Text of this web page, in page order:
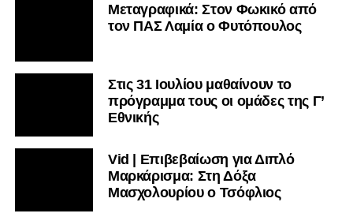
Μεταγραφικά: Στον Φωκικό από
τον ΠΑΣ Λαμία ο Φυτόπουλος
Στις 31 Ιουλίου μαθαίνουν το
πρόγραμμα τους οι ομάδες της Γ’
Εθνικής
Vid | Επιβεβαίωση για Διπλό
Μαρκάρισμα: Στη Δόξα
Μασχολουρίου ο Τσόφλιος